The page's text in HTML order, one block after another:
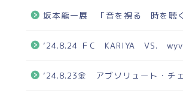
坂本龍一展 「音を視る 時を聴く
‘24.8.24 ＦC KARIYA VS.
‘24.8.23金 アブソリュート・チ